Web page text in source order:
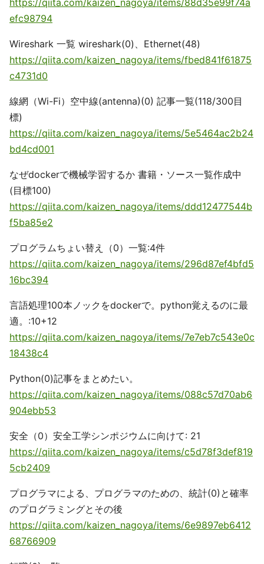
efc98794
Wireshark 一覧 wireshark(0)、Ethernet(48)
https://qiita.com/kaizen_nagoya/items/fbed841f61875
c4731d0
線網（Wi-Fi）空中線(antenna)(0) 記事一覧(118/300目
標)
https://qiita.com/kaizen_nagoya/items/5e5464ac2b24
bd4cd001
なぜdockerで機械学習するか 書籍・ソース一覧作成中
(目標100)
https://qiita.com/kaizen_nagoya/items/ddd12477544b
f5ba85e2
プログラムちょい替え（0）一覧:4件
https://qiita.com/kaizen_nagoya/items/296d87ef4bfd5
16bc394
言語処理100本ノックをdockerで。python覚えるのに最
適。:10+12
https://qiita.com/kaizen_nagoya/items/7e7eb7c543e0c
18438c4
Python(0)記事をまとめたい。
https://qiita.com/kaizen_nagoya/items/088c57d70ab6
904ebb53
安全（0）安全工学シンポジウムに向けて: 21
https://qiita.com/kaizen_nagoya/items/c5d78f3def819
5cb2409
プログラマによる、プログラマのための、統計(0)と確率
のプログラミングとその後
https://qiita.com/kaizen_nagoya/items/6e9897eb6412
68766909